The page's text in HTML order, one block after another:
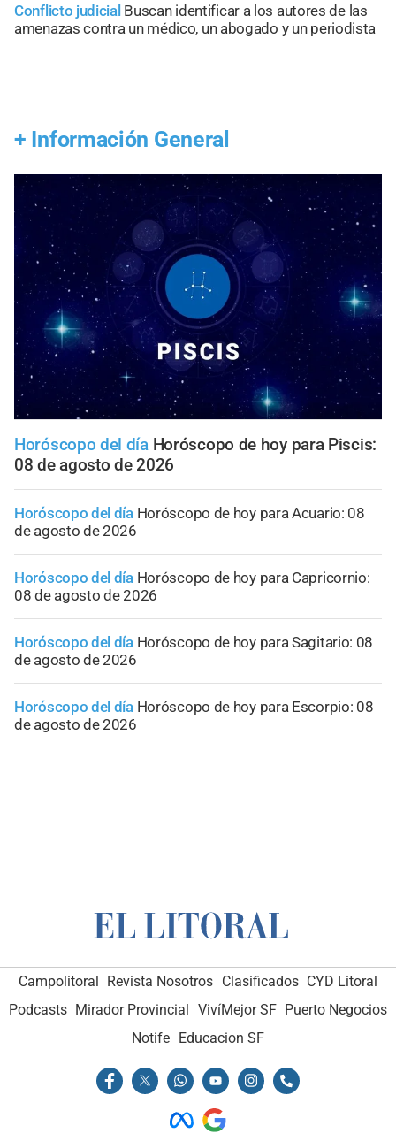
Conflicto judicial Buscan identificar a los autores de las
amenazas contra un médico, un abogado y un periodista
+ Información General
Horóscopo del día Horóscopo de hoy para Piscis:
08 de agosto de 2026
Horóscopo del día Horóscopo de hoy para Acuario: 08
de agosto de 2026
Horóscopo del día Horóscopo de hoy para Capricornio:
08 de agosto de 2026
Horóscopo del día Horóscopo de hoy para Sagitario: 08
de agosto de 2026
Horóscopo del día Horóscopo de hoy para Escorpio: 08
de agosto de 2026
Campolitoral Revista Nosotros Clasificados CYD Litoral
Podcasts Mirador Provincial VivíMejor SF Puerto Negocios
Notife Educacion SF